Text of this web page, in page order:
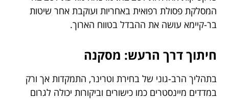
המסלקת פסולת רפואית באחריות ועוקבת אחר שיטות
בר-קיימא עושה את ההבדל בטווח הארוך.
חיתוך דרך הרעש: מסקנה
בתהליך הרב-גוני של בחירת וטרינר, התמקדות אך ורק
במדדים מיינסטרים כמו כישורים וביקורות יכולה לגרום